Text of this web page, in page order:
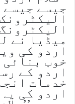
جیسے
میڈیا نے
اردو کی
خوب
اردو کے
خدمات
اردو کی